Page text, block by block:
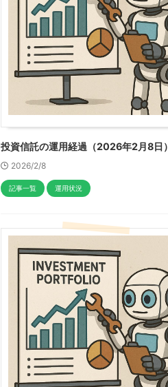
投資信託の運用経過（2026年2月8日）
2026/2/8
記事一覧 運用状況